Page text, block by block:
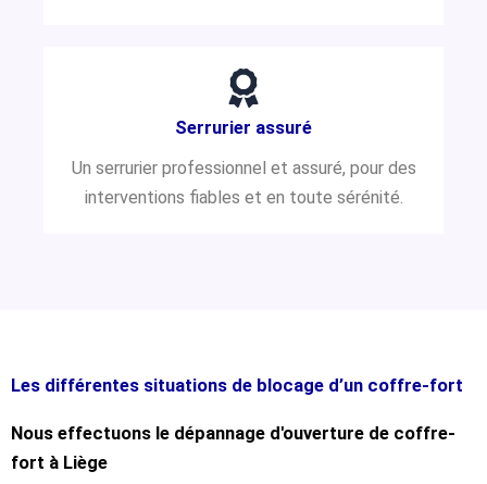
Serrurier assuré
Un serrurier professionnel et assuré, pour des
interventions fiables et en toute sérénité.
Les différentes situations de blocage d’un coffre-fort
Nous effectuons le dépannage d'ouverture de coffre-
fort à Liège